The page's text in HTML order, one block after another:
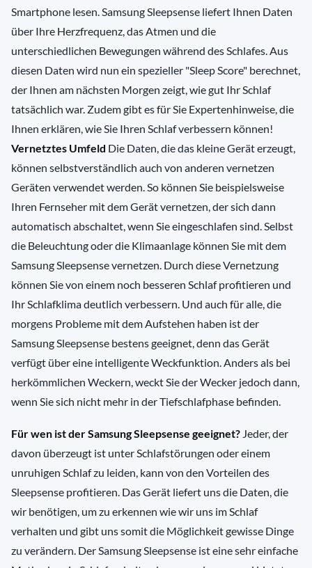
Smartphone lesen. Samsung Sleepsense liefert Ihnen Daten
über Ihre Herzfrequenz, das Atmen und die
unterschiedlichen Bewegungen während des Schlafes. Aus
diesen Daten wird nun ein spezieller "Sleep Score" berechnet,
der Ihnen am nächsten Morgen zeigt, wie gut Ihr Schlaf
tatsächlich war. Zudem gibt es für Sie Expertenhinweise, die
Ihnen erklären, wie Sie Ihren Schlaf verbessern können!
Vernetztes Umfeld Die Daten, die das kleine Gerät erzeugt,
können selbstverständlich auch von anderen vernetzen
Geräten verwendet werden. So können Sie beispielsweise
Ihren Fernseher mit dem Gerät vernetzen, der sich dann
automatisch abschaltet, wenn Sie eingeschlafen sind. Selbst
die Beleuchtung oder die Klimaanlage können Sie mit dem
Samsung Sleepsense vernetzen. Durch diese Vernetzung
können Sie von einem noch besseren Schlaf profitieren und
Ihr Schlafklima deutlich verbessern. Und auch für alle, die
morgens Probleme mit dem Aufstehen haben ist der
Samsung Sleepsense bestens geeignet, denn das Gerät
verfügt über eine intelligente Weckfunktion. Anders als bei
herkömmlichen Weckern, weckt Sie der Wecker jedoch dann,
wenn Sie sich nicht mehr in der Tiefschlafphase befinden.
Für wen ist der Samsung Sleepsense geeignet? Jeder, der
davon überzeugt ist unter Schlafstörungen oder einem
unruhigen Schlaf zu leiden, kann von den Vorteilen des
Sleepsense profitieren. Das Gerät liefert uns die Daten, die
wir benötigen, um zu erkennen wie wir uns im Schlaf
verhalten und gibt uns somit die Möglichkeit gewisse Dinge
zu verändern. Der Samsung Sleepsense ist eine sehr einfache